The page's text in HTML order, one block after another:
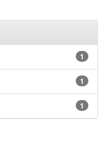
1
1
1